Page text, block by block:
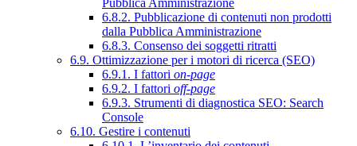
6.8.2. Pubblicazione di contenuti non prodotti
dalla Pubblica Amministrazione
6.8.3. Consenso dei soggetti ritratti
6.9. Ottimizzazione per i motori di ricerca (SEO)
6.9.1. I fattori on-page
6.9.2. I fattori off-page
6.9.3. Strumenti di diagnostica SEO: Search
Console
6.10. Gestire i contenuti